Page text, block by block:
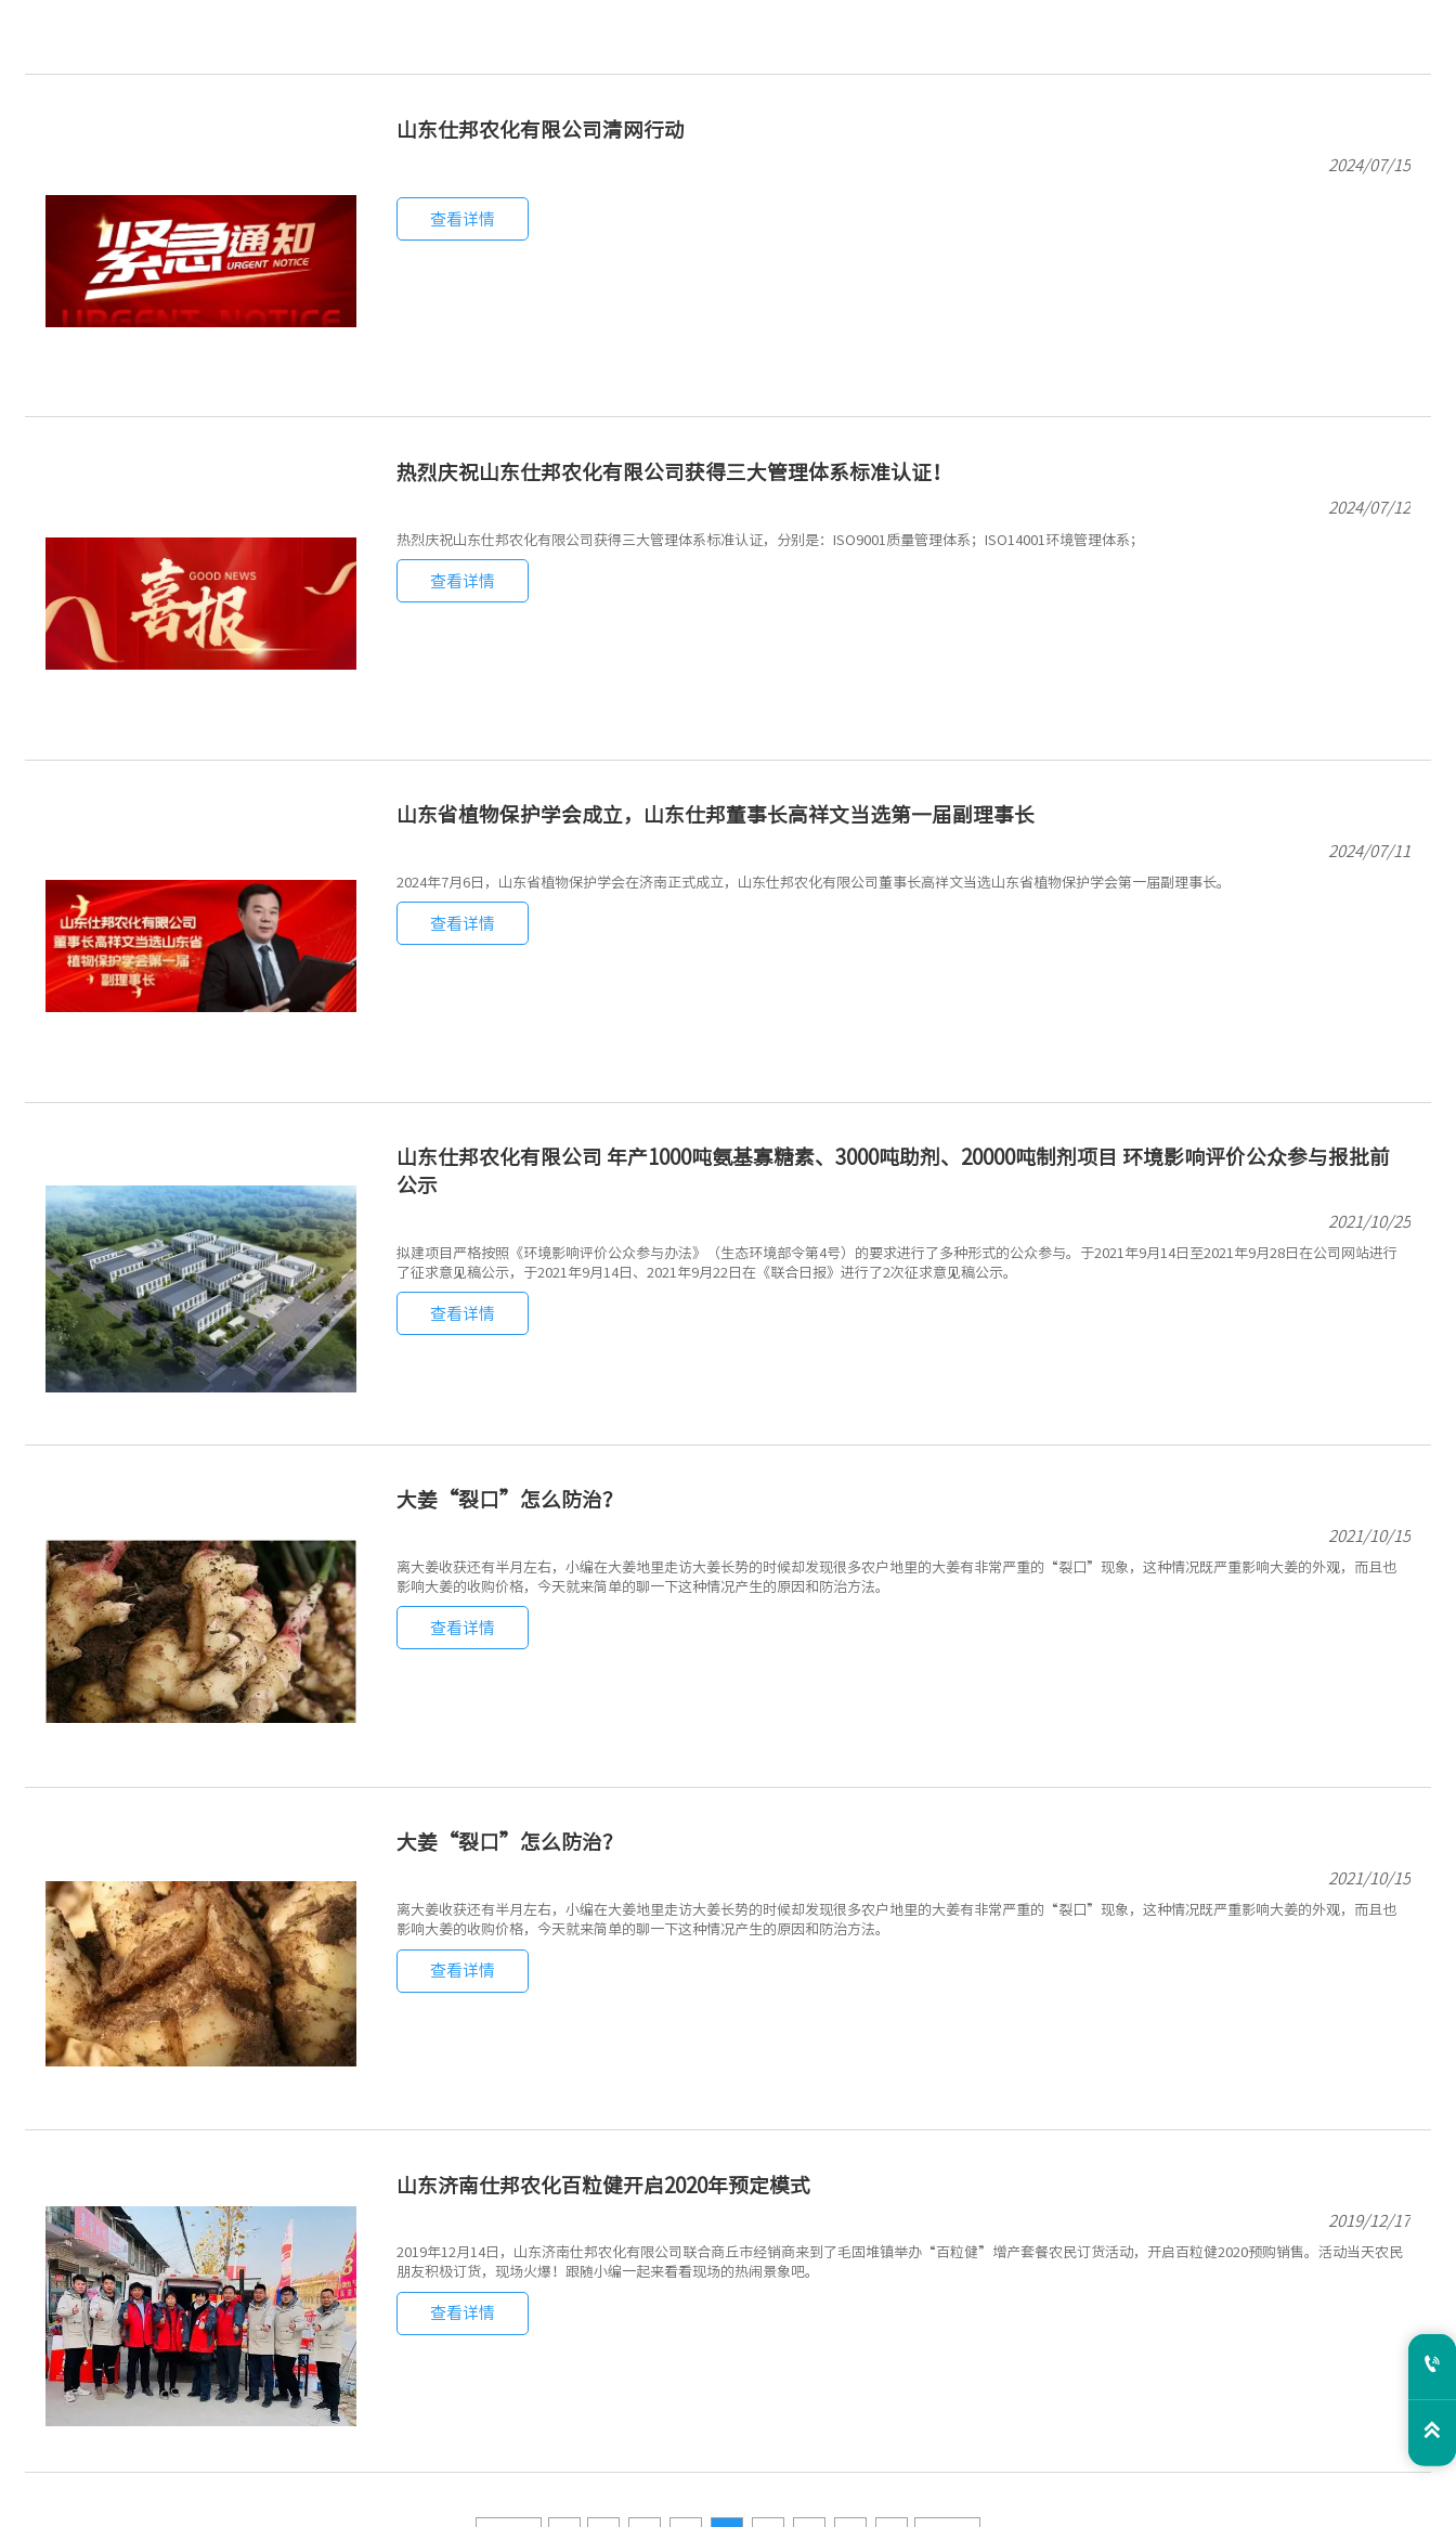
山东仕邦农化有限公司清网行动
2024/07/15
查看详情
热烈庆祝山东仕邦农化有限公司获得三大管理体系标准认证！
2024/07/12
热烈庆祝山东仕邦农化有限公司获得三大管理体系标准认证，分别是：ISO9001质量管理体系；ISO14001环境管理体系；
查看详情
山东省植物保护学会成立，山东仕邦董事长高祥文当选第一届副理事长
2024/07/11
2024年7月6日，山东省植物保护学会在济南正式成立，山东仕邦农化有限公司董事长高祥文当选山东省植物保护学会第一届副理事长。
查看详情
山东仕邦农化有限公司 年产1000吨氨基寡糖素、3000吨助剂、20000吨制剂项目 环境影响评价公众参与报批前
公示
2021/10/25
拟建项目严格按照《环境影响评价公众参与办法》（生态环境部令第4号）的要求进行了多种形式的公众参与。于2021年9月14日至2021年9月28日在公司网站进行
了征求意见稿公示，于2021年9月14日、2021年9月22日在《联合日报》进行了2次征求意见稿公示。
查看详情
大姜“裂口”怎么防治？
2021/10/15
离大姜收获还有半月左右，小编在大姜地里走访大姜长势的时候却发现很多农户地里的大姜有非常严重的“裂口”现象，这种情况既严重影响大姜的外观，而且也
影响大姜的收购价格，今天就来简单的聊一下这种情况产生的原因和防治方法。
查看详情
大姜“裂口”怎么防治？
2021/10/15
离大姜收获还有半月左右，小编在大姜地里走访大姜长势的时候却发现很多农户地里的大姜有非常严重的“裂口”现象，这种情况既严重影响大姜的外观，而且也
影响大姜的收购价格，今天就来简单的聊一下这种情况产生的原因和防治方法。
查看详情
山东济南仕邦农化百粒健开启2020年预定模式
2019/12/17
2019年12月14日，山东济南仕邦农化有限公司联合商丘市经销商来到了毛固堆镇举办“百粒健”增产套餐农民订货活动，开启百粒健2020预购销售。活动当天农民
朋友积极订货，现场火爆！跟随小编一起来看看现场的热闹景象吧。
查看详情

